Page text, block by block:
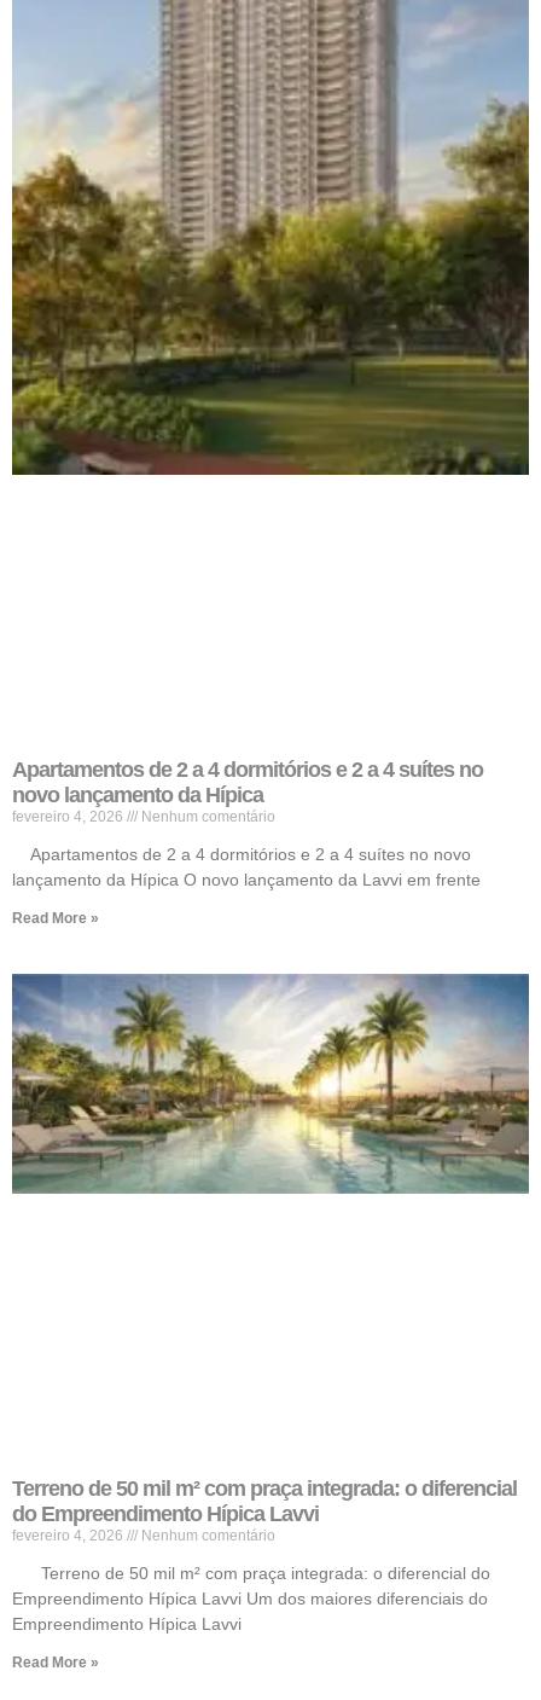
Apartamentos de 2 a 4 dormitórios e 2 a 4 suítes no
novo lançamento da Hípica
fevereiro 4, 2026 Nenhum comentário
Apartamentos de 2 a 4 dormitórios e 2 a 4 suítes no novo
lançamento da Hípica O novo lançamento da Lavvi em frente
Read More »
Terreno de 50 mil m² com praça integrada: o diferencial
do Empreendimento Hípica Lavvi
fevereiro 4, 2026 Nenhum comentário
Terreno de 50 mil m² com praça integrada: o diferencial do
Empreendimento Hípica Lavvi Um dos maiores diferenciais do
Empreendimento Hípica Lavvi
Read More »